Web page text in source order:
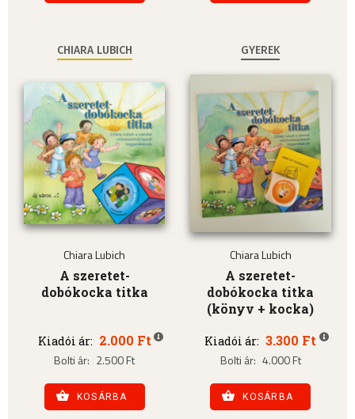
CHIARA LUBICH
Chiara Lubich
A szeretet-
dobókocka titka
Kiadói ár: 2.000 Ft
Bolti ár: 2.500 Ft
KOSÁRBA
GYEREK
Chiara Lubich
A szeretet-
dobókocka titka
(könyv + kocka)
Kiadói ár: 3.300 Ft
Bolti ár: 4.000 Ft
KOSÁRBA